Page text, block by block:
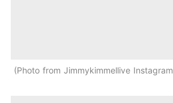
Photo from Jimmykimmellive Instagram